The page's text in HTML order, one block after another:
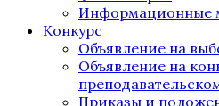
Информационные
Конкурс
Объявление на
Объявление на
Приказы и